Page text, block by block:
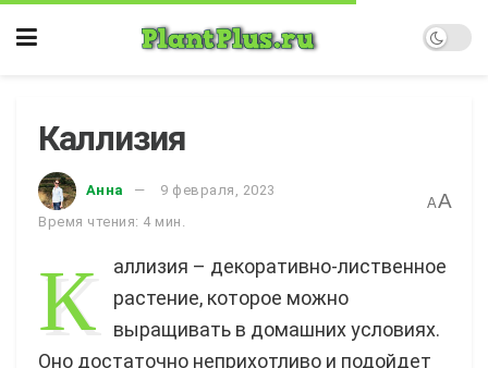
Каллизия
Анна
9 февраля, 2023
Время чтения: 4 мин.
AA
К
аллизия – декоративно-лиственное
растение, которое можно
выращивать в домашних условиях.
Оно достаточно неприхотливо и подойдет